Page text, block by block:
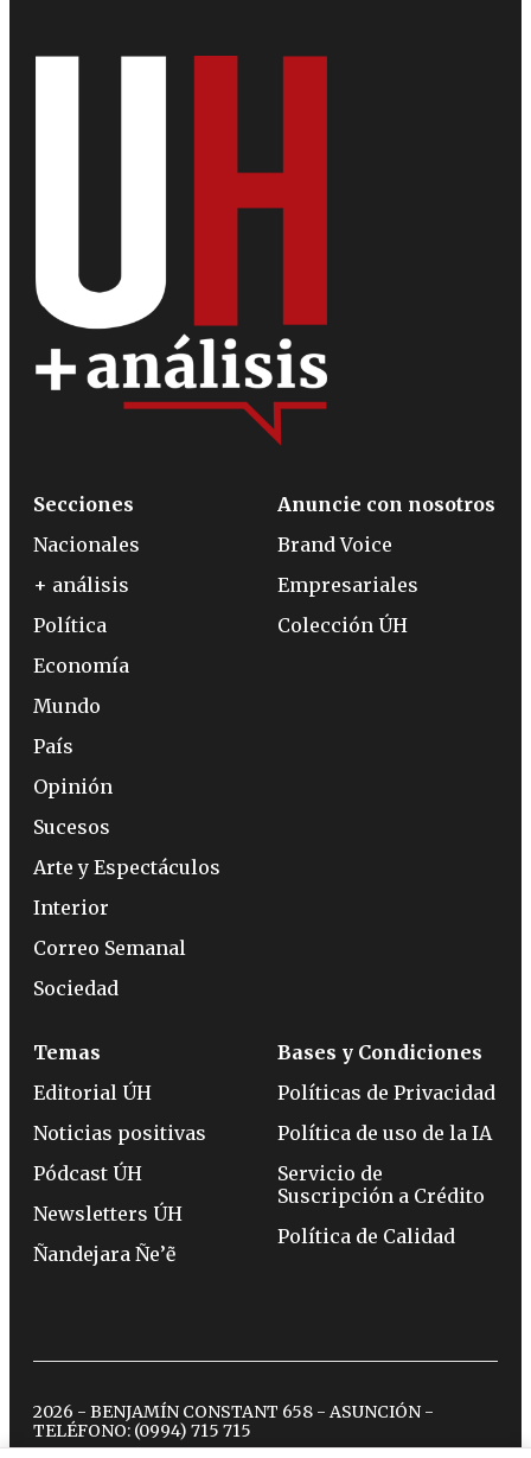
Secciones
Nacionales
+ análisis
Política
Economía
Mundo
País
Opinión
Sucesos
Arte y Espectáculos
Interior
Correo Semanal
Sociedad
Anuncie con nosotros
Brand Voice
Empresariales
Colección ÚH
Temas
Editorial ÚH
Noticias positivas
Pódcast ÚH
Newsletters ÚH
Ñandejara Ñe’ẽ
Bases y Condiciones
Políticas de Privacidad
Política de uso de la IA
Servicio de
Suscripción a Crédito
Política de Calidad
2026 - BENJAMÍN CONSTANT 658 - ASUNCIÓN -
TELÉFONO: (0994) 715 715